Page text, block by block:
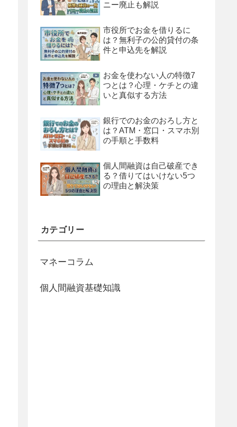
ニー廃止も解説
市役所でお金を借りるに
は？無利子の公的貸付の条
件と申込先を解説
お金を使わない人の特徴7
つとは？心理・ケチとの違
いと真似する方法
銀行でのお金のおろし方と
は？ATM・窓口・スマホ別
の手順と手数料
個人間融資は自己破産でき
る？借りてはいけない5つ
の理由と解決策
カテゴリー
マネーコラム
個人間融資基礎知識